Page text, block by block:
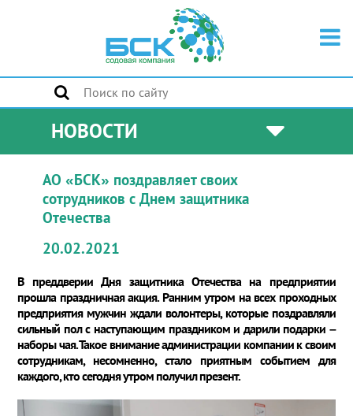
НОВОСТИ
АО «БСК» поздравляет своих
сотрудников с Днем защитника
Отечества
20.02.2021
В преддверии Дня защитника Отечества на предприятии
прошла праздничная акция. Ранним утром на всех проходных
предприятия мужчин ждали волонтеры, которые поздравляли
сильный пол с наступающим праздником и дарили подарки –
наборы чая. Такое внимание администрации компании к своим
сотрудникам, несомненно, стало приятным событием для
каждого, кто сегодня утром получил презент.